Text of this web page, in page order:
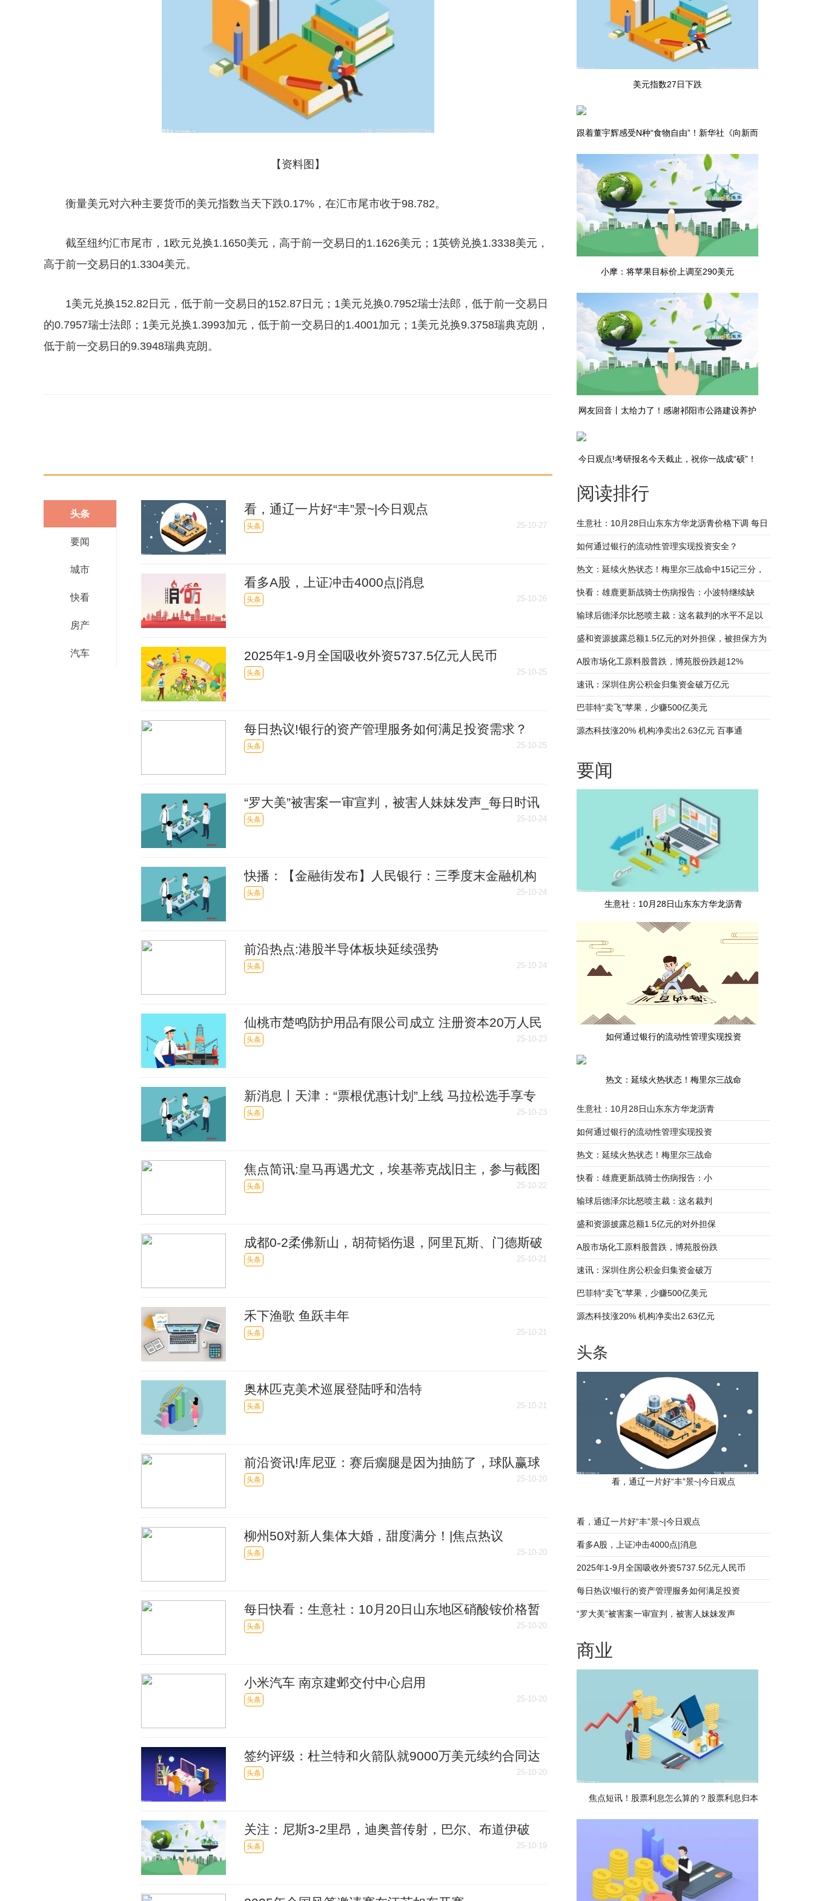
【资料图】
衡量美元对六种主要货币的美元指数当天下跌0.17%，在汇市尾市收于98.782。
截至纽约汇市尾市，1欧元兑换1.1650美元，高于前一交易日的1.1626美元；1英镑兑换1.3338美元，
高于前一交易日的1.3304美元。
1美元兑换152.82日元，低于前一交易日的152.87日元；1美元兑换0.7952瑞士法郎，低于前一交易日
的0.7957瑞士法郎；1美元兑换1.3993加元，低于前一交易日的1.4001加元；1美元兑换9.3758瑞典克朗，
低于前一交易日的9.3948瑞典克朗。
头条
要闻
城市
快看
房产
汽车
看，通辽一片好“丰”景~|今日观点
头条 25-10-27
看多A股，上证冲击4000点|消息
头条 25-10-26
2025年1-9月全国吸收外资5737.5亿元人民币
头条 25-10-25
每日热议!银行的资产管理服务如何满足投资需求？
头条 25-10-25
“罗大美”被害案一审宣判，被害人妹妹发声_每日时讯
头条 25-10-24
快播：【金融街发布】人民银行：三季度末金融机构
人民币各项贷款余额270.39万亿元 同比增长6.6%
头条 25-10-24
前沿热点:港股半导体板块延续强势
头条 25-10-24
仙桃市楚鸣防护用品有限公司成立 注册资本20万人民
币
头条 25-10-23
新消息丨天津：“票根优惠计划”上线 马拉松选手享专
属福利
头条 25-10-23
焦点简讯:皇马再遇尤文，埃基蒂克战旧主，参与截图
预测今夜欧冠比分
头条 25-10-22
成都0-2柔佛新山，胡荷韬伤退，阿里瓦斯、门德斯破
门 每日视讯
头条 25-10-21
禾下渔歌 鱼跃丰年
头条 25-10-21
奥林匹克美术巡展登陆呼和浩特
头条 25-10-21
前沿资讯!库尼亚：赛后瘸腿是因为抽筋了，球队赢球
比个人数据更重要
头条 25-10-20
柳州50对新人集体大婚，甜度满分！|焦点热议
头条 25-10-20
每日快看：生意社：10月20日山东地区硝酸铵价格暂
稳
头条 25-10-20
小米汽车 南京建邺交付中心启用
头条 25-10-20
签约评级：杜兰特和火箭队就9000万美元续约合同达
成一致的评级 每日头条
头条 25-10-20
关注：尼斯3-2里昂，迪奥普传射，巴尔、布道伊破
门，舒尔茨双响
头条 25-10-19
美元指数27日下跌
跟着董宇辉感受N种“食物自由”！新华社《向新而
行·广西篇》上线|要闻速递
小摩：将苹果目标价上调至290美元
网友回音丨太给力了！感谢祁阳市公路建设养护
今日观点!考研报名今天截止，祝你一战成“硕”！
阅读排行
生意社：10月28日山东东方华龙沥青价格下调 每日
快看
如何通过银行的流动性管理实现投资安全？
热文：延续火热状态！梅里尔三战命中15记三分，
命中率超5成
快看：雄鹿更新战骑士伤病报告：小波特继续缺
阵，库兹马出战成疑
输球后德泽尔比怒喷主裁：这名裁判的水平不足以
执法欧冠-每日快报
盛和资源披露总额1.5亿元的对外担保，被担保方为
乐山盛和稀土有限公司
A股市场化工原料股普跌，博苑股份跌超12%
速讯：深圳住房公积金归集资金破万亿元
巴菲特“卖飞”苹果，少赚500亿美元
源杰科技涨20% 机构净卖出2.63亿元 百事通
要闻
生意社：10月28日山东东方华龙沥青
如何通过银行的流动性管理实现投资
热文：延续火热状态！梅里尔三战命
生意社：10月28日山东东方华龙沥青
如何通过银行的流动性管理实现投资
热文：延续火热状态！梅里尔三战命
快看：雄鹿更新战骑士伤病报告：小
输球后德泽尔比怒喷主裁：这名裁判
盛和资源披露总额1.5亿元的对外担保
A股市场化工原料股普跌，博苑股份跌
速讯：深圳住房公积金归集资金破万
巴菲特“卖飞”苹果，少赚500亿美元
源杰科技涨20% 机构净卖出2.63亿元
头条
看，通辽一片好“丰”景~|今日观点
看，通辽一片好“丰”景~|今日观点
看多A股，上证冲击4000点|消息
2025年1-9月全国吸收外资5737.5亿元人民币
每日热议!银行的资产管理服务如何满足投资
“罗大美”被害案一审宣判，被害人妹妹发声
商业
焦点短讯！股票利息怎么算的？股票利息归本